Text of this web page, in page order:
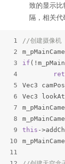
致的显示比
隔，相关代
1
2
3
4
5
6
7
8
9
10
11
//创建摄像机
if
Vec3
Vec3
this -